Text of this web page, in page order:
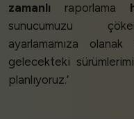
zamanlı raporlama
sunucumuzu
ayarlamamıza olanak
gelecekteki
planlıyoruz.’